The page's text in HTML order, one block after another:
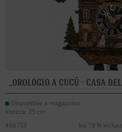
orologio a cucù - casa
Disponibile a magazzino
altezza: 25 cm
#66733 Iva 19 %